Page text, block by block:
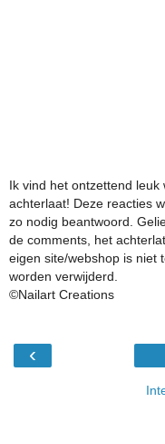
Ik vind het ontzettend
achterlaat! Deze reacties
zo nodig beantwoord.
de comments, het
eigen site/webshop is niet
worden verwijderd.
©Nailart Creations
‹